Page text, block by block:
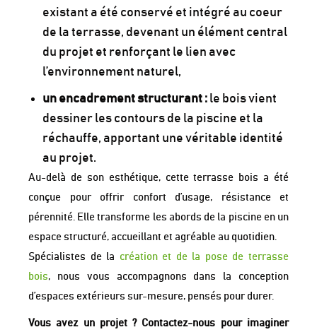
existant a été conservé et intégré au coeur
de la terrasse, devenant un élément central
du projet et renforçant le lien avec
l’environnement naturel,
un encadrement structurant : le bois vient
dessiner les contours de la piscine et la
réchauffe, apportant une véritable identité
au projet.
Au-delà de son esthétique, cette terrasse bois a été
conçue pour offrir confort d’usage, résistance et
pérennité. Elle transforme les abords de la piscine en un
espace structuré, accueillant et agréable au quotidien.
Spécialistes de la création et de la pose de terrasse
bois, nous vous accompagnons dans la conception
d’espaces extérieurs sur-mesure, pensés pour durer.
Vous avez un projet ? Contactez-nous pour imaginer